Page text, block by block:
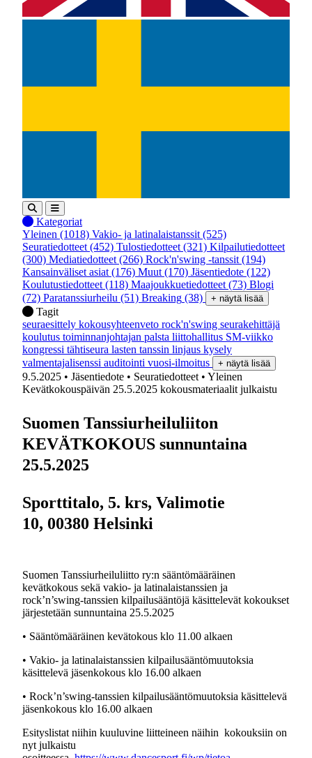
Kategoriat
Yleinen (1018) Vakio- ja latinalaistanssit (525)
Seuratiedotteet (452) Tulostiedotteet (321) Kilpailutiedotteet
(300) Mediatiedotteet (266) Rock'n'swing -tanssit (194)
Kansainväliset asiat (176) Muut (170) Jäsentiedote (122)
Koulutustiedotteet (118) Maajoukkuetiedotteet (73) Blogi
(72) Paratanssiurheilu (51) Breaking (38) + näytä lisää
Tagit
seuraesittely kokousyhteenveto rock'n'swing seurakehittäjä
koulutus toiminnanjohtajan palsta liittohallitus SM-viikko
kongressi tähtiseura lasten tanssin linjaus kysely
valmentajalisenssi auditointi vuosi-ilmoitus + näytä lisää
9.5.2025 • Jäsentiedote • Seuratiedotteet • Yleinen
Kevätkokouspäivän 25.5.2025 kokousmateriaalit julkaistu
Suomen Tanssiurheiluliiton
KEVÄTKOKOUS sunnuntaina
25.5.2025
Sporttitalo, 5. krs, Valimotie
10, 00380 Helsinki
Suomen Tanssiurheiluliitto ry:n sääntömääräinen
kevätkokous sekä vakio- ja latinalaistanssien ja
rock’n’swing-tanssien kilpailusääntöjä käsittelevät kokoukset
järjestetään sunnuntaina 25.5.2025
• Sääntömääräinen kevätokous klo 11.00 alkaen
• Vakio- ja latinalaistanssien kilpailusääntömuutoksia
käsittelevä jäsenkokous klo 16.00 alkaen
• Rock’n’swing-tanssien kilpailusääntömuutoksia käsittelevä
jäsenkokous klo 16.00 alkaen
Esityslistat niihin kuuluvine liitteineen näihin kokouksiin on
nyt julkaistu